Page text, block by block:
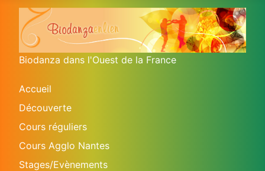
Biodanza dans l'Ouest de la France
Accueil
Découverte
Cours réguliers
Cours Agglo Nantes
Stages/Evènements